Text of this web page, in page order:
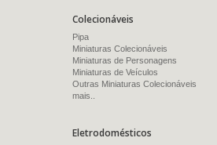
Colecionáveis
Pipa
Miniaturas Colecionáveis
Miniaturas de Personagens
Miniaturas de Veículos
Outras Miniaturas Colecionáveis
mais..
Eletrodomésticos